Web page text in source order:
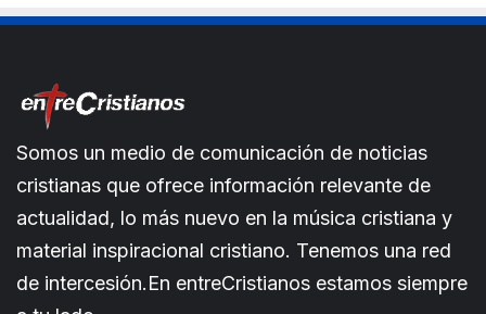
Somos un medio de comunicación de noticias
cristianas que ofrece información relevante de
actualidad, lo más nuevo en la música cristiana y
material inspiracional cristiano. Tenemos una red
de intercesión.En entreCristianos estamos siempre